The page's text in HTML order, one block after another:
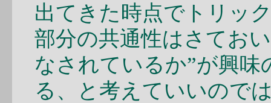
出てきた時点でトリッ
部分の共通性はさてお
なされているか”が興
る、と考えていいので